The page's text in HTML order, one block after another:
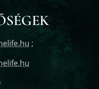
;